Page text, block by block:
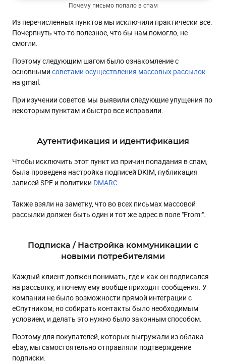
Почему письмо попало в спам
Из перечисленных пунктов мы исключили практически все.
Почерпнуть что-то полезное, что бы нам помогло, не
смогли.
Поэтому следующим шагом было ознакомление с
основными советами осуществления массовых рассылок
на gmail.
При изучении советов мы выявили следующие упущения по
некоторым пунктам и быстро все исправили.
Аутентификация и идентификация
Чтобы исключить этот пункт из причин попадания в спам,
была проведена настройка подписей DKIM, публикация
записей SPF и политики DMARC
Также взяли на заметку, что во всех письмах массовой
рассылки должен быть один и тот же адрес в поле "From:".
Подписка / Настройка коммуникации с
новыми потребителями
Каждый клиент должен понимать, где и как он подписался
на рассылку, и почему ему вообще приходят сообщения. У
компании не было возможности прямой интеграции с
еСпутником, но собирать контакты было необходимым
условием, и делать это нужно было законным способом.
Поэтому для покупателей, которых выгружали из облака
ebay, мы самостоятельно отправляли подтверждение
подписки.